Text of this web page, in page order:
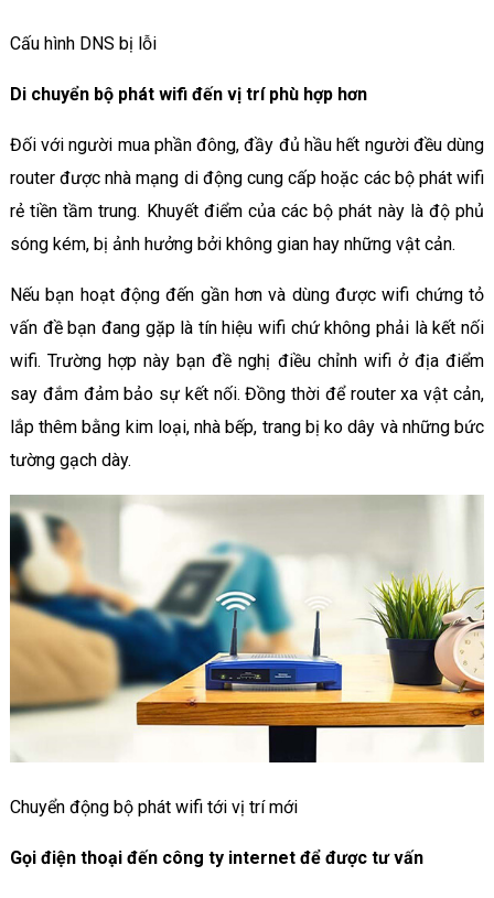
Cấu hình DNS bị lỗi
Di chuyển bộ phát wifi đến vị trí phù hợp hơn
Đối với người mua phần đông, đầy đủ hầu hết người đều dùng
router được nhà mạng di động cung cấp hoặc các bộ phát wifi
rẻ tiền tầm trung. Khuyết điểm của các bộ phát này là độ phủ
sóng kém, bị ảnh hưởng bởi không gian hay những vật cản.
Nếu bạn hoạt động đến gần hơn và dùng được wifi chứng tỏ
vấn đề bạn đang gặp là tín hiệu wifi chứ không phải là kết nối
wifi. Trường hợp này bạn đề nghị điều chỉnh wifi ở địa điểm
say đắm đảm bảo sự kết nối. Đồng thời để router xa vật cản,
lắp thêm bằng kim loại, nhà bếp, trang bị ko dây và những bức
tường gạch dày.
Chuyển động bộ phát wifi tới vị trí mới
Gọi điện thoại đến công ty internet để được tư vấn